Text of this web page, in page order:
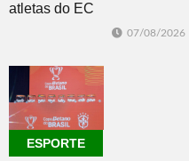
atletas do EC
Master 65+
07/08/2026
ESPORTE